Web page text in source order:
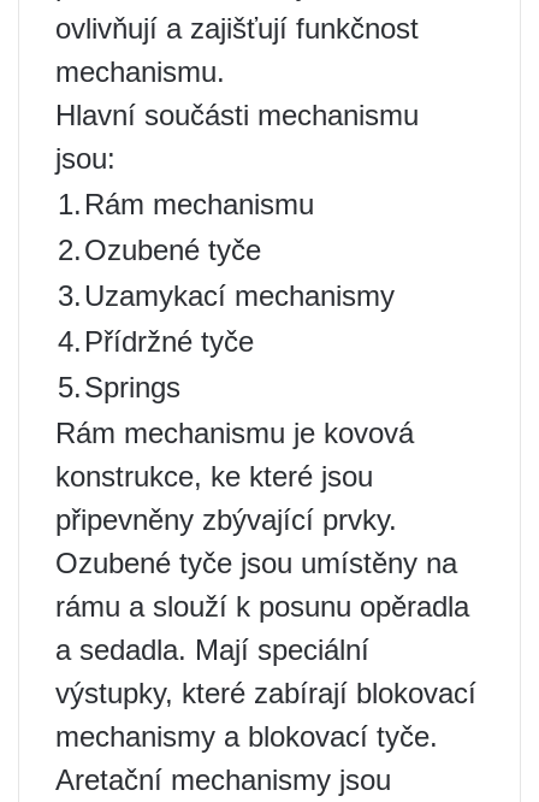
ovlivňují a zajišťují funkčnost
mechanismu.
Hlavní součásti mechanismu
jsou:
1. Rám mechanismu
2.Ozubené tyče
3.Uzamykací mechanismy
4. Přídržné tyče
5.Springs
Rám mechanismu je kovová
konstrukce, ke které jsou
připevněny zbývající prvky.
Ozubené tyče jsou umístěny na
rámu a slouží k posunu opěradla
a sedadla. Mají speciální
výstupky, které zabírají blokovací
mechanismy a blokovací tyče.
Aretační mechanismy jsou